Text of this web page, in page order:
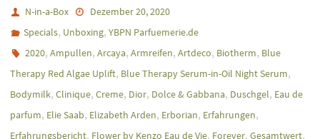
N-in-a-Box
Dezember 20, 2020
Specials, Unboxing,YBPN Parfuemerie.de
2020,Ampullen,Arcaya,Armreifen,Artdeco, Biotherm, Blue
Therapy Red Algae Uplift, Blue Therapy Serum-in-Oil Night Serum,
Bodymilk, Clinique, Creme, Dior, Dolce & Gabbana, Duschgel, Eau de
parfum, Elie Saab, Elizabeth Arden, Erborian, Erfahrungen,
Erfahrungsbericht, Flower by Kenzo Eau de Vie, Forever, Gesamtwert,